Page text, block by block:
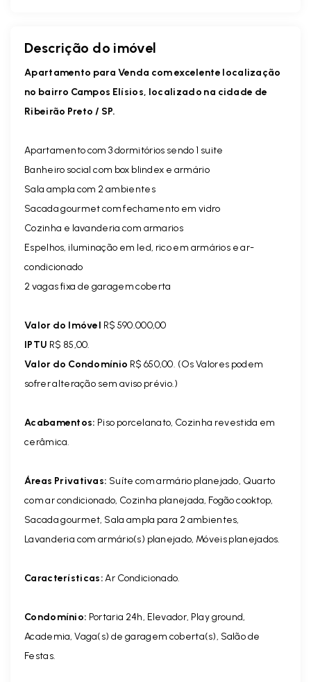
Descrição do imóvel
Apartamento para Venda com excelente localização
no bairro Campos Elísios, localizado na cidade de
Ribeirão Preto / SP.
Apartamento com 3 dormitórios sendo 1 suite
Banheiro social com box blindex e armário
Sala ampla com 2 ambientes
Sacada gourmet com fechamento em vidro
Cozinha e lavanderia com armarios
Espelhos, iluminação em led, rico em armários e ar-
condicionado
2 vagas fixa de garagem coberta
Valor do Imóvel R$ 590.000,00
IPTU R$ 85,00.
Valor do Condomínio R$ 650,00. (Os Valores podem
sofrer alteração sem aviso prévio.)
Acabamentos: Piso porcelanato, Cozinha revestida em
cerâmica.
Áreas Privativas: Suíte com armário planejado, Quarto
com ar condicionado, Cozinha planejada, Fogão cooktop,
Sacada gourmet, Sala ampla para 2 ambientes,
Lavanderia com armário(s) planejado, Móveis planejados.
Características:Ar Condicionado.
Condomínio: Portaria 24h, Elevador, Play ground,
Academia, Vaga(s) de garagem coberta(s), Salão de
Festas.